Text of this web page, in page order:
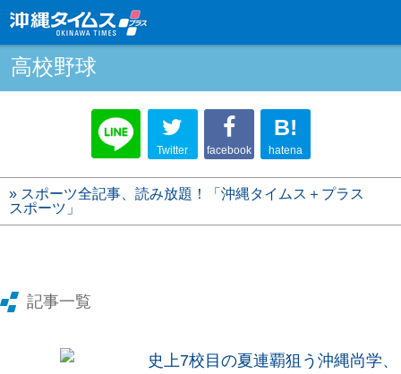
高校野球
Twitter facebook
B!
hatena
» スポーツ全記事、読み放題！「沖縄タイムス＋プラス
スポーツ」
記事一覧
史上7校目の夏連覇狙う沖縄尚学、